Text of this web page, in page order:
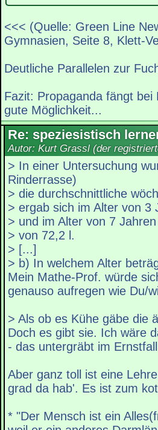
<<< (Quelle: Green Line
Gymnasien, Seite 8, Klett-
Deutliche Parallelen zur
Fazit: Propaganda fängt
gute Möglichkeit...
Re: speziesistisch
Autor: Kurt Grassl (der
> In einer Untersuchung
Rinderrasse)
> die durchschnittliche
> ergab sich im Alter von 3
> und im Alter von 7
> von 72,2 l.
> [...]
> b) In welchem Alter
Mein Mathe-Prof. würde
genauso aufregen wie Du/
> Als ob es Kühe gäbe die
Doch es gibt sie. Ich wäre
- das untergräbt im
Aber ganz toll ist eine
grad da hab'. Es ist zum
* "Der Mensch ist ein